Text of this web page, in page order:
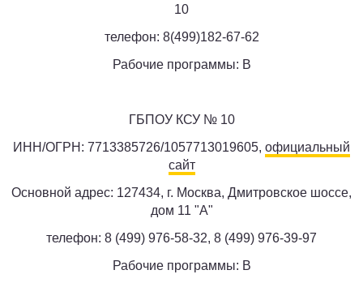
10
телефон: 8(499)182-67-62
Рабочие программы: B
ГБПОУ КСУ № 10
ИНН/ОГРН: 7713385726/1057713019605, официальный
сайт
Основной адрес: 127434, г. Москва, Дмитровское шоссе,
дом 11 "А"
телефон: 8 (499) 976-58-32, 8 (499) 976-39-97
Рабочие программы: B